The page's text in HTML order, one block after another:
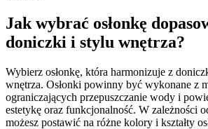
Jak wybrać osłonkę
doniczki i stylu wnętrza?
Wybierz osłonkę, która harmonizuje z
wnętrza. Osłonki powinny być wykonane z
ograniczających przepuszczanie wody i
estetykę oraz funkcjonalność. W zależności
możesz postawić na różne kolory i kształty